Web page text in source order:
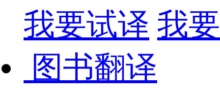
我要试译 我
图书翻译